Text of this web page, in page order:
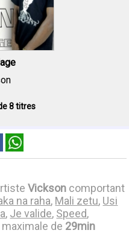
8 titres
Vickson comportant
na raha, Mali zetu, Usi
, Je valide, Speed,
de 29min